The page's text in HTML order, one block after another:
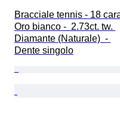
Bracciale tennis - 18
Oro bianco -  2.73ct. tw.
Diamante (Naturale)  -
Dente singolo